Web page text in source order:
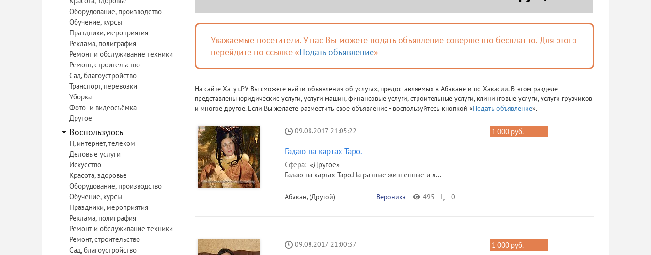
Оборудование, производство
Обучение, курсы
Праздники, мероприятия
Реклама, полиграфия
Ремонт и обслуживание техники
Ремонт, строительство
Сад, благоустройство
Транспорт, перевозки
Уборка
Фото- и видеосъёмка
Другое
Воспользуюсь
IT, интернет, телеком
Деловые услуги
Искусство
Красота, здоровье
Оборудование, производство
Обучение, курсы
Праздники, мероприятия
Реклама, полиграфия
Ремонт и обслуживание техники
Ремонт, строительство
Сад, благоустройство
Уважаемые посетители. У нас Вы можете подать объявление совершенно бесплатно. Для этого
перейдите по ссылке «Подать объявление»
На сайте Хатут.РУ Вы сможете найти объявления об услугах, предоставляемых в Абакане и по Хакасии. В этом разделе
представлены юридические услуги, услуги машин, финансовые услуги, строительные услуги, клининговые услуги, услуги грузчиков
и многое другое. Если Вы желаете разместить свое объявление - воспользуйтесь кнопкой «Подать объявление».
09.08.2017 21:05:22
Гадаю на картах Таро.
Сфера: «Другое»
Гадаю на картах Таро.На разные жизненные и л...
Абакан, (Другой) Вероника 495 0
1 000 руб.
09.08.2017 21:00:37 1 000 руб.